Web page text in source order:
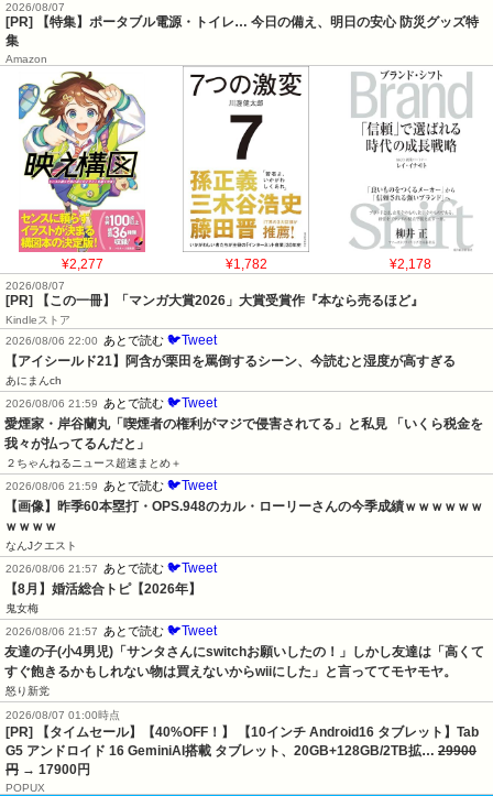
2026/08/07
[PR] 【特集】ポータブル電源・トイレ… 今日の備え、明日の安心 防災グッズ特
集
Amazon
¥2,277 ¥1,782 ¥2,178
2026/08/07
[PR] 【この一冊】「マンガ大賞2026」大賞受賞作『本なら売るほど』
Kindleストア
2026/08/06 22:00
あとで読む 🐦Tweet
【アイシールド21】阿含が栗田を罵倒するシーン、今読むと湿度が高すぎる
あにまんch
2026/08/06 21:59
あとで読む 🐦Tweet
愛煙家・岸谷蘭丸「喫煙者の権利がマジで侵害されてる」と私見 「いくら税金を
我々が払ってるんだと」
２ちゃんねるニュース超速まとめ＋
2026/08/06 21:59
あとで読む 🐦Tweet
【画像】昨季60本塁打・OPS.948のカル・ローリーさんの今季成績ｗｗｗｗｗｗ
ｗｗｗｗ
なんJクエスト
2026/08/06 21:57
あとで読む 🐦Tweet
【8月】婚活総合トピ【2026年】
鬼女梅
2026/08/06 21:57
あとで読む 🐦Tweet
友達の子(小4男児)「サンタさんにswitchお願いしたの！」しかし友達は「高くて
すぐ飽きるかもしれない物は買えないからwiiにした」と言っててモヤモヤ。
怒り新党
2026/08/07 01:00時点
[PR] 【タイムセール】【40%OFF！】 【10インチ Android16 タブレット】Tab
G5 アンドロイド 16 GeminiAI搭載 タブレット、20GB+128GB/2TB拡… 29900
円 → 17900円
POPUX